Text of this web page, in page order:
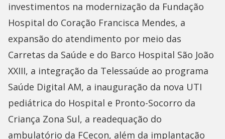
investimentos na modernização da Fundação
Hospital do Coração Francisca Mendes, a
expansão do atendimento por meio das
Carretas da Saúde e do Barco Hospital São João
XXIII, a integração da Telessaúde ao programa
Saúde Digital AM, a inauguração da nova UTI
pediátrica do Hospital e Pronto-Socorro da
Criança Zona Sul, a readequação do
ambulatório da FCecon, além da implantação